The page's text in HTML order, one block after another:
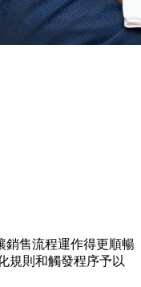
銷售流程運作得更順暢
則和觸發程序予以